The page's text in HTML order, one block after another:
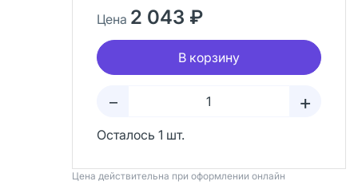
Цена 2 043 ₽
В корзину
– +
Осталось 1 шт.
Цена действительна при оформлении онлайн